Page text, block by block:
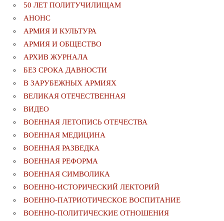
50 ЛЕТ ПОЛИТУЧИЛИЩАМ
АНОНС
АРМИЯ И КУЛЬТУРА
АРМИЯ И ОБЩЕСТВО
АРХИВ ЖУРНАЛА
БЕЗ СРОКА ДАВНОСТИ
В ЗАРУБЕЖНЫХ АРМИЯХ
ВЕЛИКАЯ ОТЕЧЕСТВЕННАЯ
ВИДЕО
ВОЕННАЯ ЛЕТОПИСЬ ОТЕЧЕСТВА
ВОЕННАЯ МЕДИЦИНА
ВОЕННАЯ РАЗВЕДКА
ВОЕННАЯ РЕФОРМА
ВОЕННАЯ СИМВОЛИКА
ВОЕННО-ИСТОРИЧЕСКИЙ ЛЕКТОРИЙ
ВОЕННО-ПАТРИОТИЧЕСКОЕ ВОСПИТАНИЕ
ВОЕННО-ПОЛИТИЧЕСКИE ОТНОШЕНИЯ